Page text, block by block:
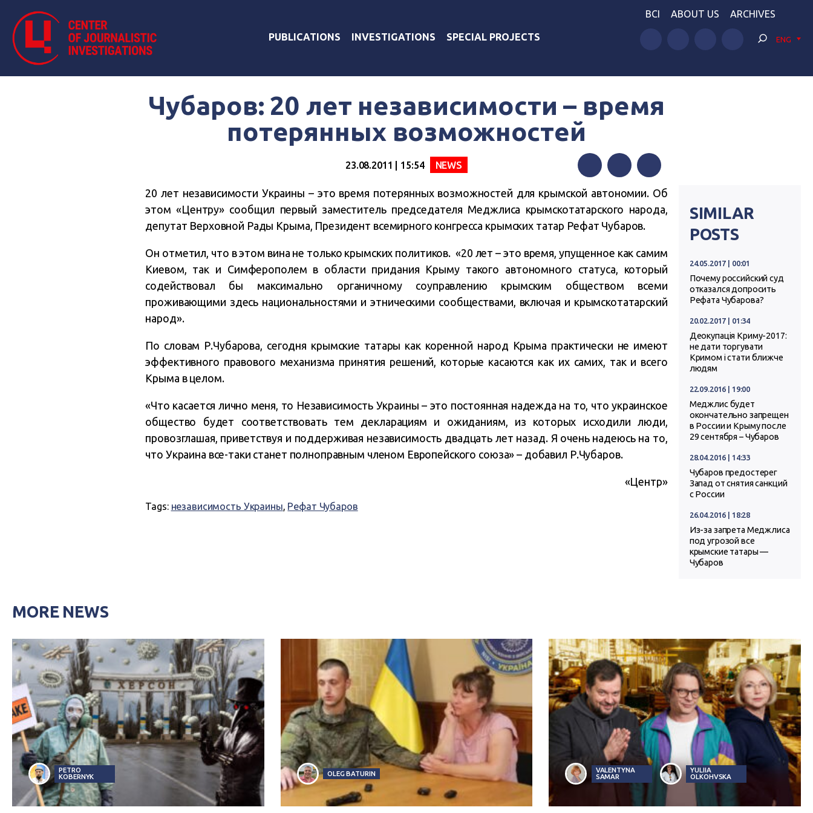
PUBLICATIONS INVESTIGATIONS SPECIAL PROJECTS
BCI ABOUT US ARCHIVES
ENG
Чубаров: 20 лет независимости – время
потерянных возможностей
23.08.2011 | 15:54 NEWS
FacebookTwitterTelegram
20 лет независимости Украины – это время потерянных возможностей для крымской автономии. Об
этом «Центру» сообщил первый заместитель председателя Меджлиса крымскотатарского народа,
депутат Верховной Рады Крыма, Президент всемирного конгресса крымских татар Рефат Чубаров.
Он отметил, что в этом вина не только крымских политиков. «20 лет – это время, упущенное как самим
Киевом, так и Симферополем в области придания Крыму такого автономного статуса, который
содействовал бы максимально органичному соуправлению крымским обществом всеми
проживающими здесь национальностями и этническими сообществами, включая и крымскотатарский
народ».
По словам Р.Чубарова, сегодня крымские татары как коренной народ Крыма практически не имеют
эффективного правового механизма принятия решений, которые касаются как их самих, так и всего
Крыма в целом.
«Что касается лично меня, то Независимость Украины – это постоянная надежда на то, что украинское
общество будет соответствовать тем декларациям и ожиданиям, из которых исходили люди,
провозглашая, приветствуя и поддерживая независимость двадцать лет назад. Я очень надеюсь на то,
что Украина все-таки станет полноправным членом Европейского союза» – добавил Р.Чубаров.
«Центр»
Tags: независимость Украины, Рефат Чубаров
SIMILAR
POSTS
24.05.2017 | 00:01
Почему российский суд
отказался допросить
Рефата Чубарова?
20.02.2017 | 01:34
Деокупація Криму-2017:
не дати торгувати
Кримом і стати ближче
людям
22.09.2016 | 19:00
Меджлис будет
окончательно запрещен
в России и Крыму после
29 сентября – Чубаров
28.04.2016 | 14:33
Чубаров предостерег
Запад от снятия санкций
с России
26.04.2016 | 18:28
Из-за запрета Меджлиса
под угрозой все
крымские татары —
Чубаров
MORE NEWS
PETRO
KOBERNYK
OLEG BATURIN
VALENTYNA
SAMAR
YULIIA
OLKOHVSKA